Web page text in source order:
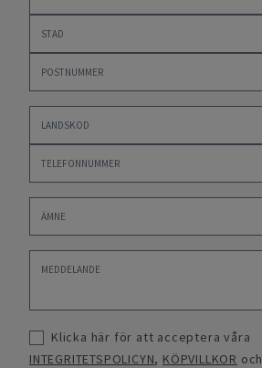
Klicka här för att acceptera våra
INTEGRITETSPOLICYN, KÖPVILLKOR och